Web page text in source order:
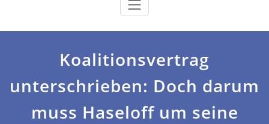
Koalitionsvertrag
unterschrieben: Doch darum
muss Haseloff um seine